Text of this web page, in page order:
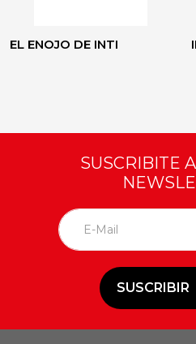
EL ENOJO DE INTI
SUSCRIBITE
SUSCRIBIR